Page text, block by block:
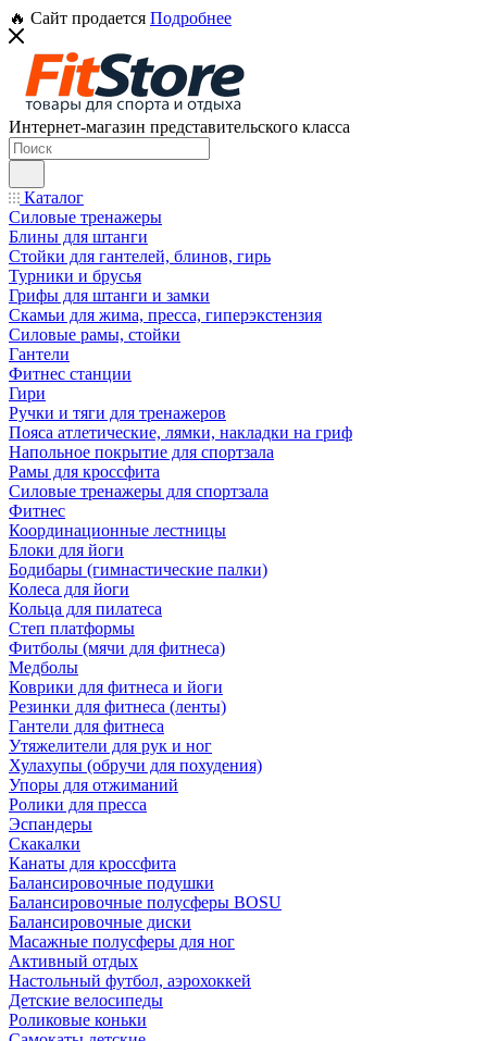
🔥 Сайт продается Подробнее
Интернет-магазин представительского класса
Каталог
Силовые тренажеры
Блины для штанги
Стойки для гантелей, блинов, гирь
Турники и брусья
Грифы для штанги и замки
Скамьи для жима, пресса, гиперэкстензия
Силовые рамы, стойки
Гантели
Фитнес станции
Гири
Ручки и тяги для тренажеров
Пояса атлетические, лямки, накладки на гриф
Напольное покрытие для спортзала
Рамы для кроссфита
Силовые тренажеры для спортзала
Фитнес
Координационные лестницы
Блоки для йоги
Бодибары (гимнастические палки)
Колеса для йоги
Кольца для пилатеса
Степ платформы
Фитболы (мячи для фитнеса)
Медболы
Коврики для фитнеса и йоги
Резинки для фитнеса (ленты)
Гантели для фитнеса
Утяжелители для рук и ног
Хулахупы (обручи для похудения)
Упоры для отжиманий
Ролики для пресса
Эспандеры
Скакалки
Канаты для кроссфита
Балансировочные подушки
Балансировочные полусферы BOSU
Балансировочные диски
Масажные полусферы для ног
Активный отдых
Настольный футбол, аэрохоккей
Детские велосипеды
Роликовые коньки